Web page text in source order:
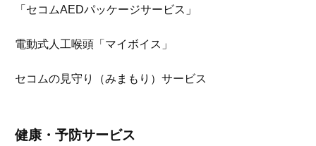
「セコムAEDパッケージサービス」
電動式人工喉頭「マイボイス」
セコムの見守り（みまもり）サービス
健康・予防サービス